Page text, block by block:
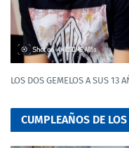
LOS DOS GEMELOS A SUS 13
CUMPLEAÑOS DE